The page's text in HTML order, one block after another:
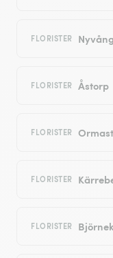
FLORISTER Nyvång
FLORISTER Åstorp
FLORISTER
FLORISTER
FLORISTER